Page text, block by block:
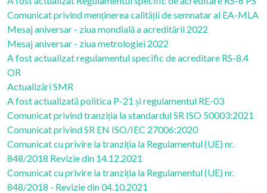
Comunicat privind menținerea calității de semnatar al EA-MLA
Mesaj aniversar - ziua mondială a acreditării 2022
Mesaj aniversar - ziua metrologiei 2022
A fost actualizat regulamentul specific de acreditare RS-8.4
OR
Actualizări SMR
A fost actualizată politica P-21 și regulamentul RE-03
Comunicat privind tranziția la standardul SR ISO 50003:2021
Comunicat privind SR EN ISO/IEC 27006:2020
Comunicat cu privire la tranziția la Regulamentul (UE) nr.
848/2018 Revizie din 14.12.2021
Comunicat cu privire la tranziția la Regulamentul (UE) nr.
848/2018 - Revizie din 04.10.2021